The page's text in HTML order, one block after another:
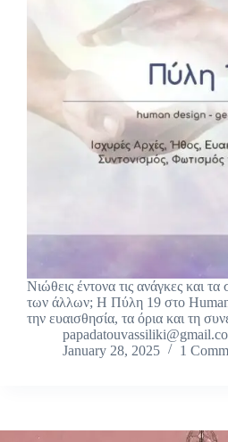
Νιώθεις έντονα τις ανάγκες και
των άλλων; Η Πύλη 19 στο Human
την ευαισθησία, τα όρια και τη
January 28, 2025
1